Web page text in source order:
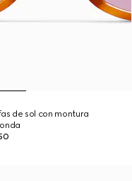
de sol con montura